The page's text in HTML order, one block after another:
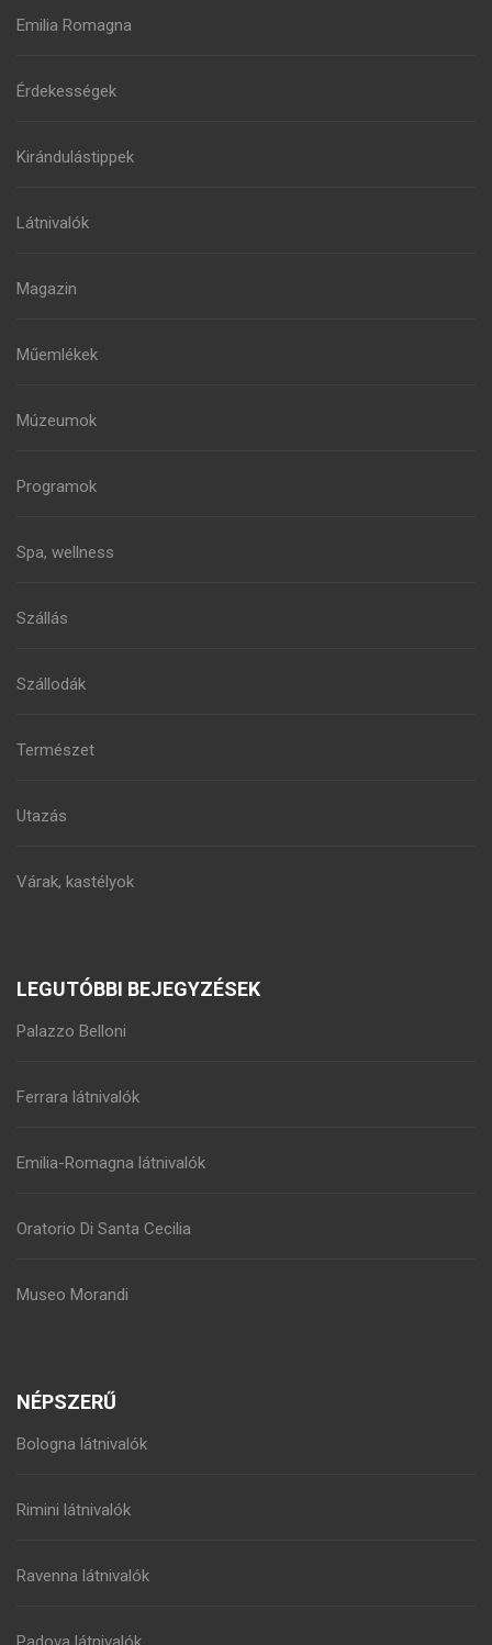
Emilia Romagna
Érdekességek
Kirándulástippek
Látnivalók
Magazin
Műemlékek
Múzeumok
Programok
Spa, wellness
Szállás
Szállodák
Természet
Utazás
Várak, kastélyok
LEGUTÓBBI BEJEGYZÉSEK
Palazzo Belloni
Ferrara látnivalók
Emilia-Romagna látnivalók
Oratorio Di Santa Cecilia
Museo Morandi
NÉPSZERŰ
Bologna látnivalók
Rimini látnivalók
Ravenna látnivalók